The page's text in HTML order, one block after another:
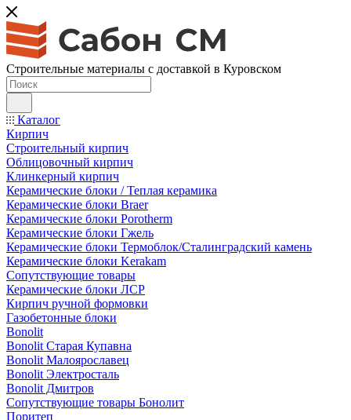
Строительные материалы с доставкой в Куровском
Каталог
Кирпич
Строительный кирпич
Облицовочный кирпич
Клинкерный кирпич
Керамические блоки / Теплая керамика
Керамические блоки Braer
Керамические блоки Porotherm
Керамические блоки Гжель
Керамические блоки Термоблок/Сталинградский камень
Керамические блоки Kerakam
Сопутствующие товары
Керамические блоки ЛСР
Кирпич ручной формовки
Газобетонные блоки
Bonolit
Bonolit Старая Купавна
Bonolit Малоярославец
Bonolit Электросталь
Bonolit Дмитров
Сопутствующие товары Бонолит
Поритеп